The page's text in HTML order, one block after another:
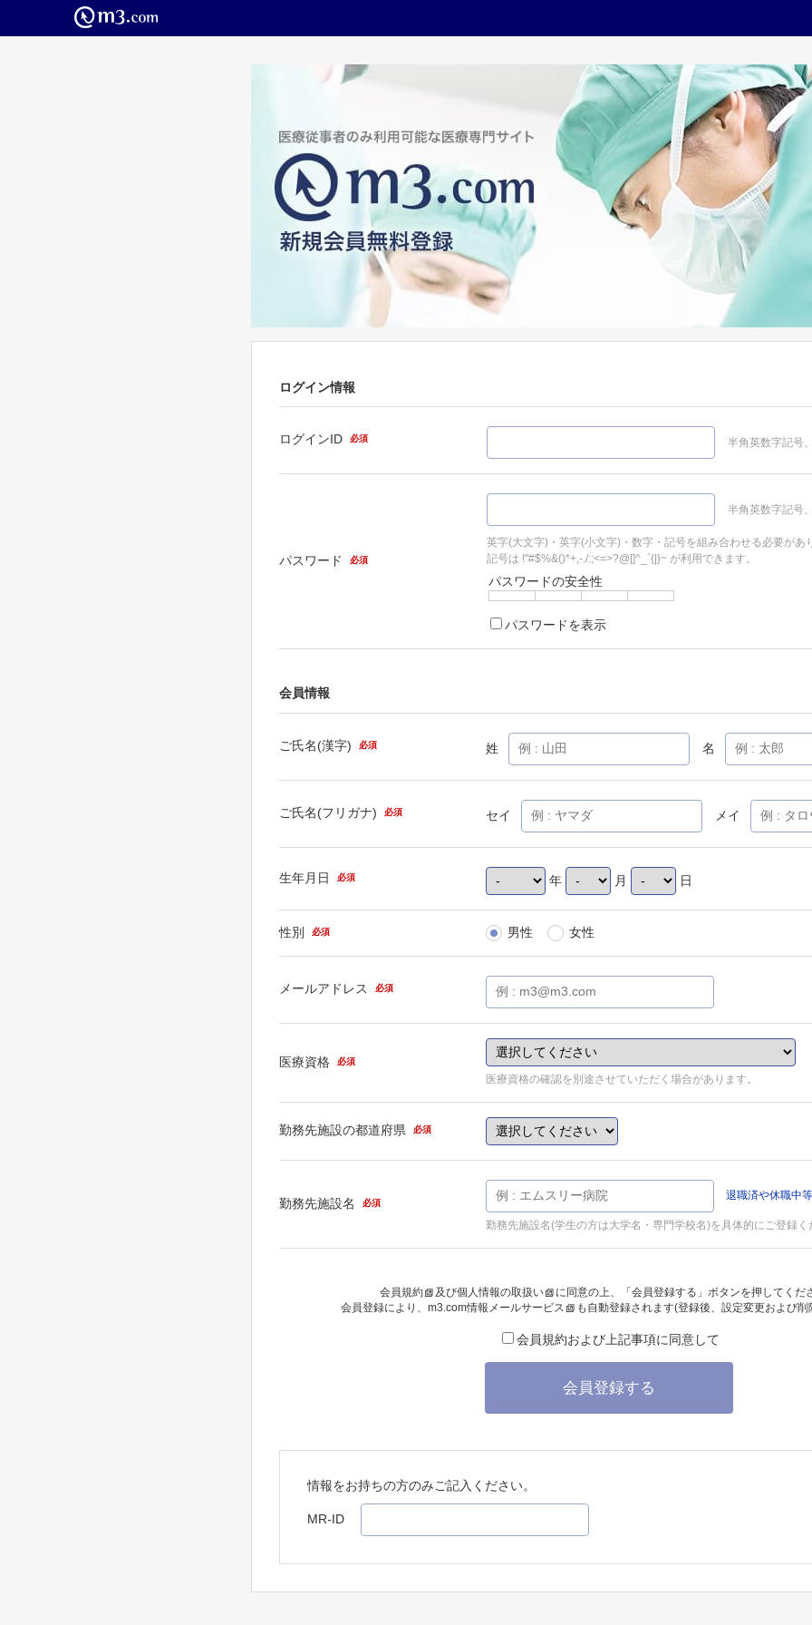
ログイン情報
ログインID 必須 半角英数字記号
パスワード 必須
半角英数字記号
英字(大文字)・英字(小文字)・数字・記号を組み合わせる必要があ
記号は !"#$%&()*+,-./:;<=>?@[]^_`{|}~ が利用できます。
パスワードの安全性
パスワードを表示
会員情報
ご氏名(漢字) 必須 姓 名
ご氏名(フリガナ) 必須 セイ メイ
生年月日 必須 年 月 日
性別 必須 男性 女性
メールアドレス 必須
医療資格 必須
医療資格の確認を別途させていただく場合があります。
勤務先施設の都道府県 必須
勤務先施設名 必須
退職済や休職中
勤務先施設名(学生の方は大学名・専門学校名)を具体的にご登録く
会員規約 及び個人情報の取扱い
に同意の上、「会員登録する」ボタンを押してくだ
会員登録により、 m3.com情報メールサービス も自動登録されます(登録後、設定変更および
会員規約および上記事項に同意して
会員登録する
情報をお持ちの方のみご記入ください。
MR-ID